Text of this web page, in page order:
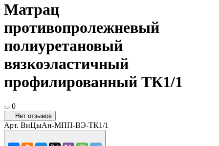
Матрац
противопролежневый
полиуретановый
вязкоэластичный
профилированный ТК1/1
0
Нет отзывов
Арт. ВиЦыАн-МПП-ВЭ-ТК1/1